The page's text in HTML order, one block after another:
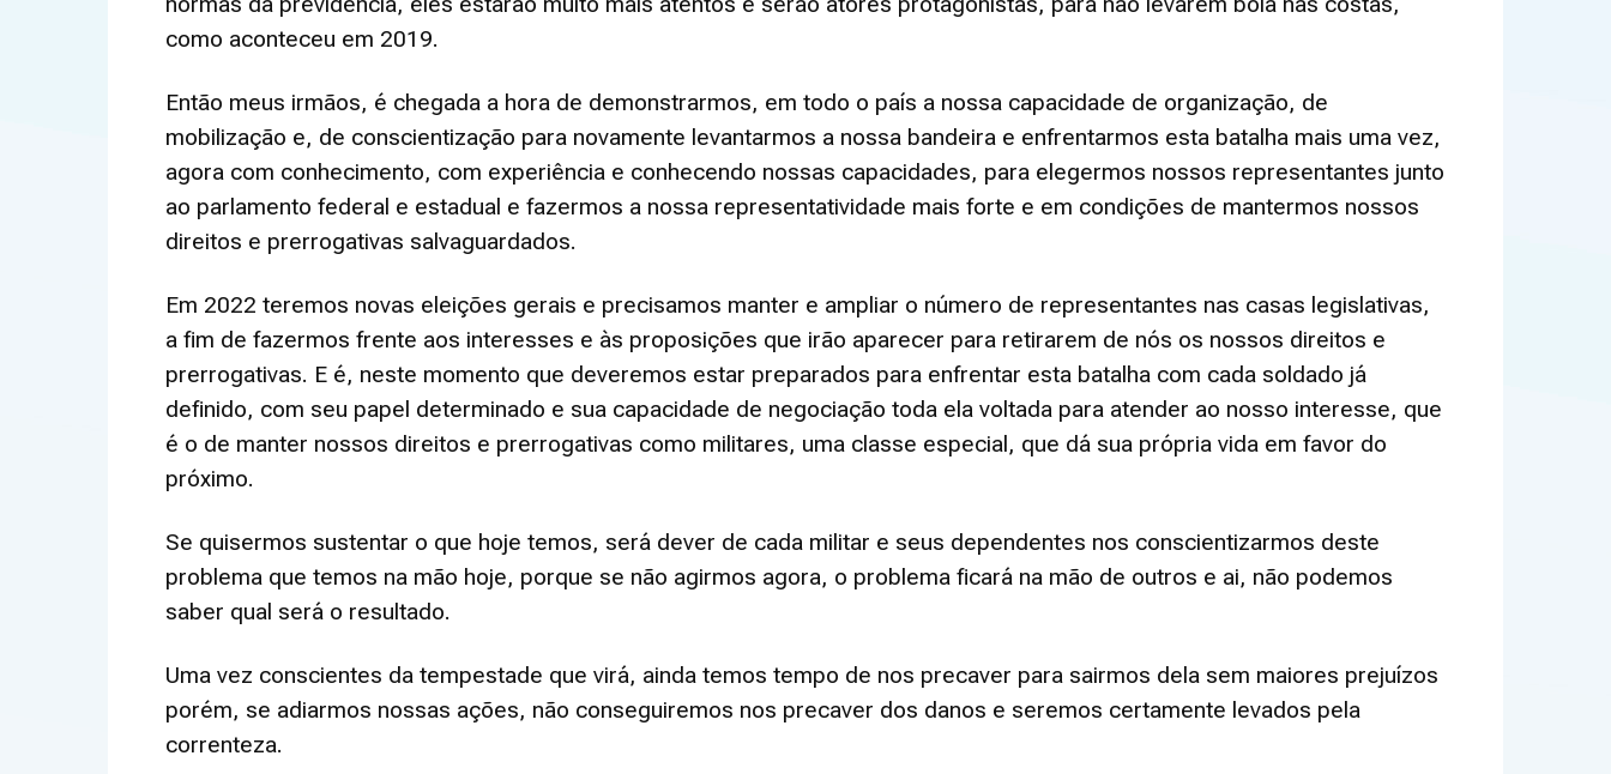
como aconteceu em 2019.
Então meus irmãos, é chegada a hora de demonstrarmos, em todo o país a nossa capacidade de organização, de
mobilização e, de conscientização para novamente levantarmos a nossa bandeira e enfrentarmos esta batalha mais uma vez,
agora com conhecimento, com experiência e conhecendo nossas capacidades, para elegermos nossos representantes junto
ao parlamento federal e estadual e fazermos a nossa representatividade mais forte e em condições de mantermos nossos
direitos e prerrogativas salvaguardados.
Em 2022 teremos novas eleições gerais e precisamos manter e ampliar o número de representantes nas casas legislativas,
a fim de fazermos frente aos interesses e às proposições que irão aparecer para retirarem de nós os nossos direitos e
prerrogativas. E é, neste momento que deveremos estar preparados para enfrentar esta batalha com cada soldado já
definido, com seu papel determinado e sua capacidade de negociação toda ela voltada para atender ao nosso interesse, que
é o de manter nossos direitos e prerrogativas como militares, uma classe especial, que dá sua própria vida em favor do
próximo.
Se quisermos sustentar o que hoje temos, será dever de cada militar e seus dependentes nos conscientizarmos deste
problema que temos na mão hoje, porque se não agirmos agora, o problema ficará na mão de outros e ai, não podemos
saber qual será o resultado.
Uma vez conscientes da tempestade que virá, ainda temos tempo de nos precaver para sairmos dela sem maiores prejuízos
porém, se adiarmos nossas ações, não conseguiremos nos precaver dos danos e seremos certamente levados pela
correnteza.